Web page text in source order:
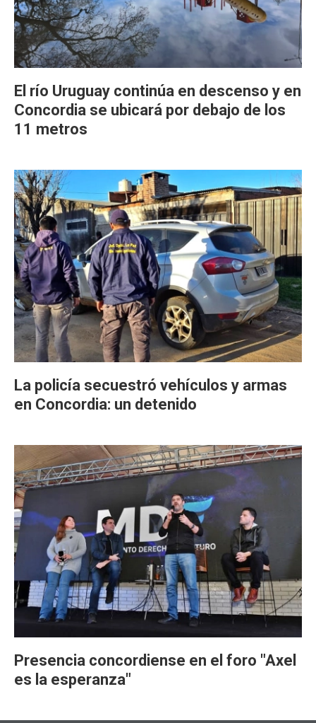
El río Uruguay continúa en descenso y en
Concordia se ubicará por debajo de los
11 metros
La policía secuestró vehículos y armas
en Concordia: un detenido
Presencia concordiense en el foro "Axel
es la esperanza"